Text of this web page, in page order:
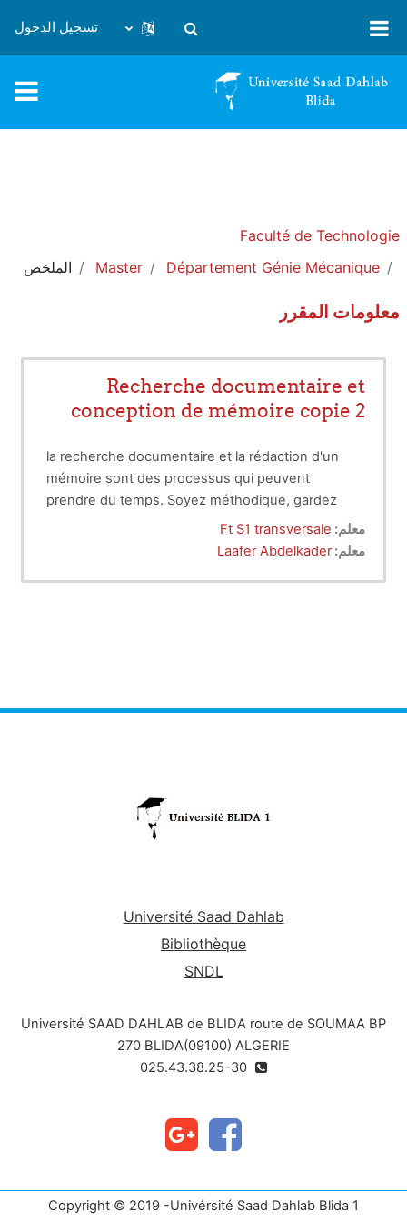
تبديل إدخال البحث
تسجيل الدخول
Faculté de Technologie
Département Génie Mécanique
Master الملخص
معلومات المقرر
Recherche documentaire et
conception de mémoire copie 2
la recherche documentaire et la rédaction d'un
mémoire sont des processus qui peuvent
prendre du temps. Soyez méthodique, gardez
une trace de vos sources et commencez tôt pour
avoir suffisamment de temps pour la révision et
معلم: Ft S1 transversale
معلم:Laafer Abdelkader
Université Saad Dahlab
Bibliothèque
SNDL
Université SAAD DAHLAB de BLIDA route de SOUMAA BP
270 BLIDA(09100) ALGERIE
Copyright © 2019 -Univérsité Saad Dahlab Blida 1